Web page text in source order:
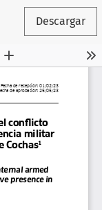
Descargar